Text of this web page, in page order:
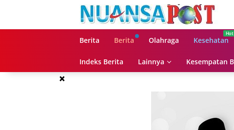
Berita Berita Olahraga Kesehatan
Indeks Berita Lainnya Kesempatan
×